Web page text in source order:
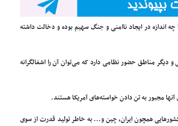
اندازه در ایجاد ناامنی و جنگ سهیم بوده و دخالت داشته
دیگر مناطق حضور نظامی دارد که می‌توان آن را اشغالگرانه
مجبور به تن دادن خواسته‌های آمریکا هستند.
همچون ایران، چین و... به خاطر تولید قدرت از سوی